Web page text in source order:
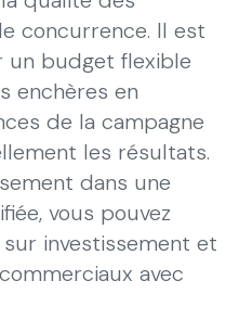
concurrence. Il est
un budget flexible
enchères en
de la campagne
les résultats.
dans une
vous pouvez
investissement et
avec